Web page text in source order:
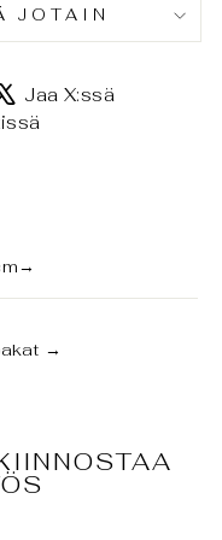
JOTAIN
Jaa X:ssä
→
→